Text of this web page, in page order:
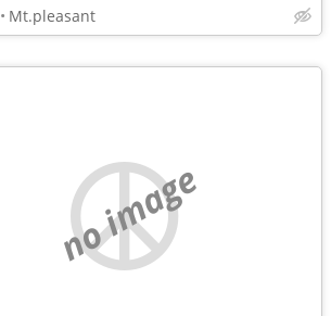
Mt.pleasant
no image